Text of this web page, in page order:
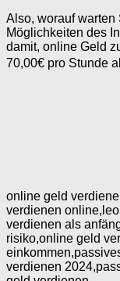
Also, worauf
Möglichkeiten des
damit, online Geld
70,00€ pro Stunde
online geld
verdienen
verdienen als
risiko,online geld
verdienen